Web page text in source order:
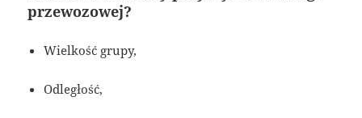
przewozowej?
Wielkość grupy,
Odległość,